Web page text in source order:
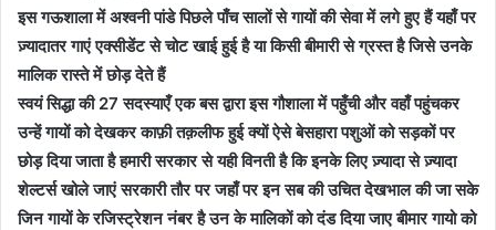
इस गऊशाला में अश्वनी पांडे पिछले पाँच सालों से गायों की सेवा में लगे हुए हैं यहाँ पर
ज़्यादातर गाएं एक्सीडेंट से चोट खाई हुई है या किसी बीमारी से ग्रस्त है जिसे उनके
मालिक रास्ते में छोड़ देते हैं
स्वयं सिद्धा की 27 सदस्याएँ एक बस द्वारा इस गौशाला में पहुँची और वहाँ पहुंचकर
उन्हें गायों को देखकर काफ़ी तक़लीफ हुई क्यों ऐसे बेसहारा पशुओं को सड़कों पर
छोड़ दिया जाता है हमारी सरकार से यही विनती है कि इनके लिए ज़्यादा से ज़्यादा
शेल्टर्स खोले जाएं सरकारी तौर पर जहाँ पर इन सब की उचित देखभाल की जा सके
जिन गायों के रजिस्ट्रेशन नंबर है उन के मालिकों को दंड दिया जाए बीमार गायो को